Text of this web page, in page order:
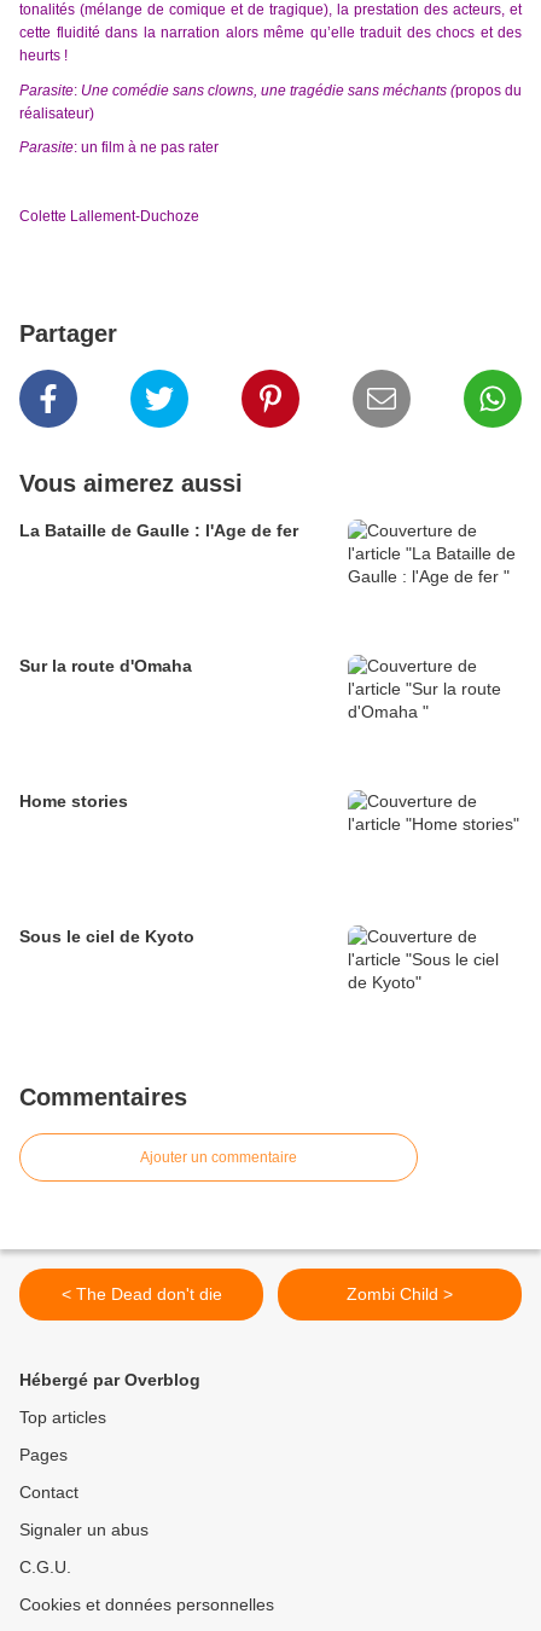
tonalités (mélange de comique et de tragique), la prestation des acteurs, et
cette fluidité dans la narration alors même qu’elle traduit des chocs et des
heurts !
Parasite: Une comédie sans clowns, une tragédie sans méchants (propos du
réalisateur)
Parasite: un film à ne pas rater
Colette Lallement-Duchoze
Partager
Vous aimerez aussi
La Bataille de Gaulle : l'Age de fer
Sur la route d'Omaha
Home stories
Sous le ciel de Kyoto
Commentaires
Ajouter un commentaire
< The Dead don't die Zombi Child >
Hébergé par Overblog
Top articles
Pages
Contact
Signaler un abus
C.G.U.
Cookies et données personnelles